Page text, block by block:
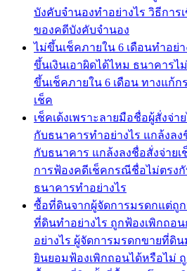
บังคับจำนองทำอย่างไร วิธีกา
ของคดีบังคับจำนอง
ไม่ขึ้นเช็คภายใน 6 เดือนทำอย่
ขึ้นเงินเอาผิดได้ไหม ธนาคารไ
ขึ้นเช็คภายใน 6 เดือน ทางแก้
เช็ค
เช็คเด้งเพราะลายมือชื่อผู้สั่งจ่
กับธนาคารทำอย่างไร แกล้งล
กับธนาคาร แกล้งลงชื่อสั่งจ่าย
การฟ้องคดีเช็คกรณีชื่อไม่ตรง
ธนาคารทำอย่างไร
ซื้อที่ดินจากผู้จัดการมรดกแต่ถู
ที่ดินทำอย่างไร ถูกฟ้องเพิกถอ
อย่างไร ผู้จัดการมรดกขายที่ดิ
ยินยอมฟ้องเพิกถอนได้หรือไม่